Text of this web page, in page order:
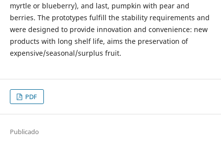
myrtle or blueberry), and last, pumpkin with pear and
berries. The prototypes fulfill the stability requirements and
were designed to provide innovation and convenience: new
products with long shelf life, aims the preservation of
expensive/seasonal/surplus fruit.
PDF
Publicado